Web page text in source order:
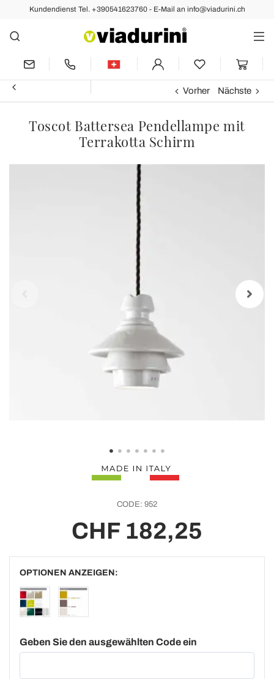
Kundendienst Tel. +390541623760 - E-Mail an info@viadurini.ch
Vorher Nächste
Toscot Battersea Pendellampe mit
Terrakotta Schirm
CODE: 952
CHF 182,25
OPTIONEN ANZEIGEN:
Geben Sie den ausgewählten Code ein